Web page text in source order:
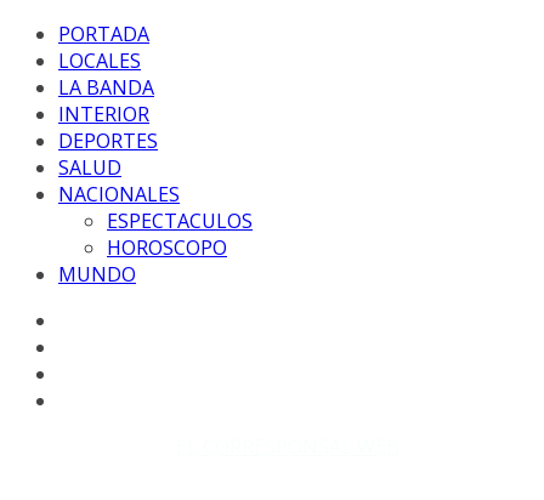
PORTADA
LOCALES
LA BANDA
INTERIOR
DEPORTES
SALUD
NACIONALES
ESPECTACULOS
HOROSCOPO
MUNDO